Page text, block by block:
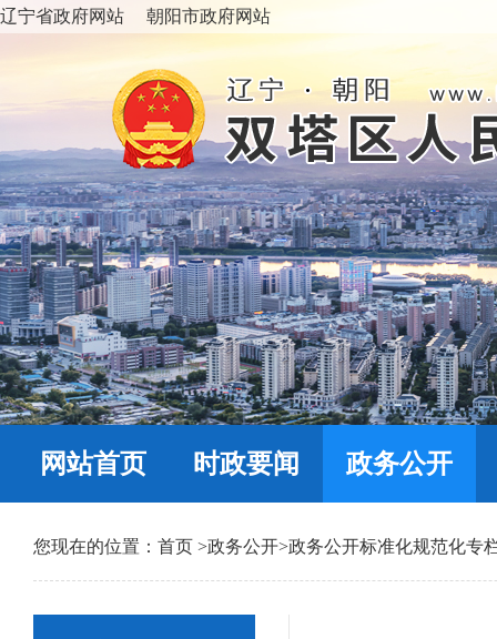
辽宁省政府网站 朝阳市政府网站
网站首页 时政要闻 政务公开
您现在的位置： 首页 >政务公开>政务公开标准化规范化专